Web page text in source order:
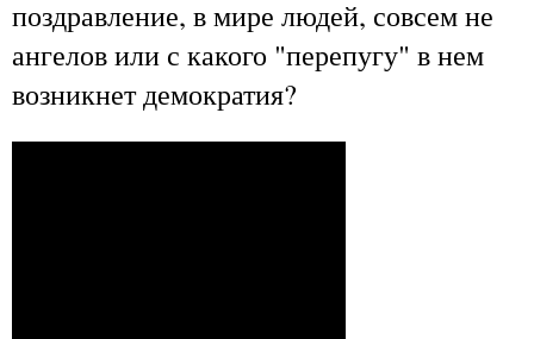
поздравление, в мире людей, совсем не
ангелов или с какого "перепугу" в нем
возникнет демократия?